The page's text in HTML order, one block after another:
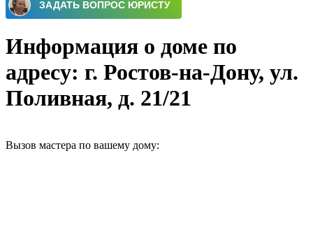
Информация о доме по
адресу: г. Ростов-на-Дону, ул.
Поливная, д. 21/21
Вызов мастера по вашему дому: